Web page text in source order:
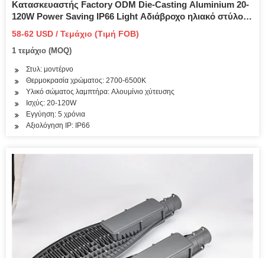
Κατασκευαστής Factory ODM Die-Casting Aluminium 20-
120W Power Saving IP66 Light Αδιάβροχο ηλιακό στύλο
Κορυφαίο LED Φωτιστικό δρόμου LED Φωτιστικό κήπου
για πάρκο
58-62 USD / Τεμάχιο (Τιμή FOB)
1 τεμάχιο (MOQ)
Στυλ: μοντέρνο
Θερμοκρασία χρώματος: 2700-6500K
Υλικό σώματος λαμπτήρα: Αλουμίνιο χύτευσης
Ισχύς: 20-120W
Εγγύηση: 5 χρόνια
Αξιολόγηση IP: IP66